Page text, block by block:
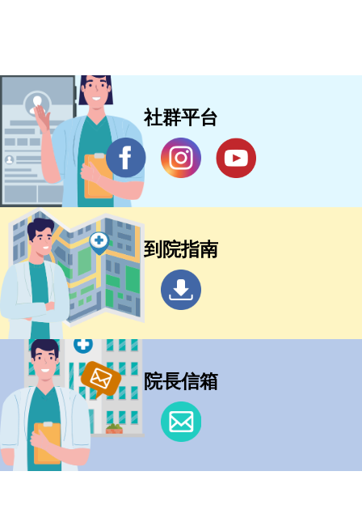
社群平台
到院指南
院長信箱